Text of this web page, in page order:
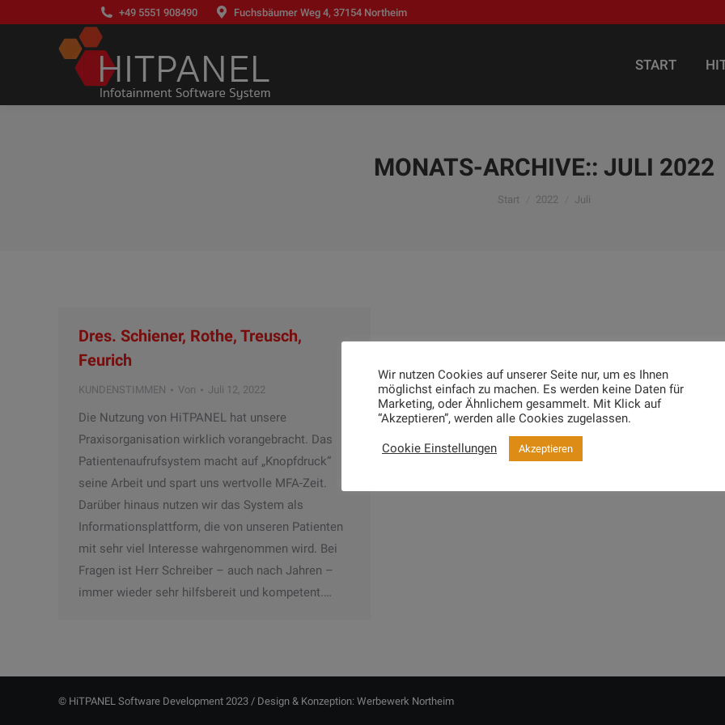
+49 5551 908490 Fuchsbäumer Weg 4, 37154 Northeim
START
MONATS-ARCHIVE:: JULI 2022
Sie befinden sich hier:
Start 2022 Juli
Dres. Schiener, Rothe, Treusch,
Feurich
KUNDENSTIMMEN Von Juli 12, 2022
Die Nutzung von HiTPANEL hat unsere
Praxisorganisation wirklich vorangebracht. Das
Patientenaufrufsystem macht auf „Knopfdruck“
seine Arbeit und spart uns wertvolle MFA-Zeit.
Darüber hinaus nutzen wir das System als
Informationsplattform, die von unseren Patienten
mit sehr viel Interesse wahrgenommen wird. Bei
Fragen ist Herr Schreiber – auch nach Jahren –
immer wieder sehr hilfsbereit und kompetent.…
© HiTPANEL Software Development 2023 / Design & Konzeption: Werbewerk Northeim
Wir nutzen Cookies auf unserer Seite nur, um es Ihnen
möglichst einfach zu machen. Es werden keine Daten für
Marketing, oder Ähnlichem gesammelt. Mit Klick auf
“Akzeptieren”, werden alle Cookies zugelassen.
Cookie Einstellungen Akzeptieren